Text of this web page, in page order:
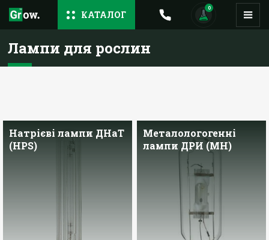
КАТАЛОГ
0
Лампи для рослин
Натрієві лампи ДНаТ
(HPS)
Металологогенні
лампи ДРИ (MH)